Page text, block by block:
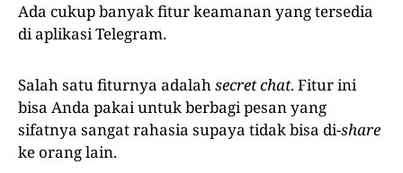
Ada cukup banyak fitur keamanan yang tersedia
di aplikasi Telegram.
Salah satu fiturnya adalahsecret chat. Fitur ini
bisa Anda pakai untuk berbagi pesan yang
sifatnya sangat rahasia supaya tidak bisa di-share
ke orang lain.